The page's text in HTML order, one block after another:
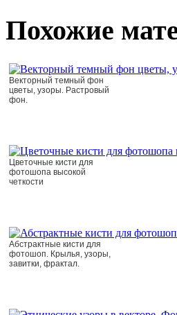
Похожие
Векторный темный фон
цветы, узоры. Растровый
фон.
Цветочные кисти для
фотошопа высокой
четкости
Абстрактные кисти для
фотошоп. Крылья, узоры,
завитки, фрактал.